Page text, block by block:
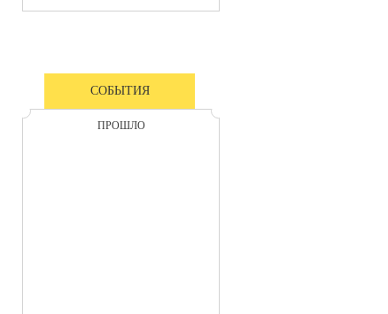
СОБЫТИЯ
ПРОШЛО